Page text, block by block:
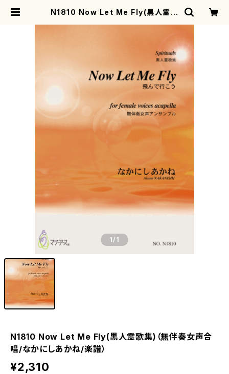
N1810 Now Let Me Fly(黒人霊歌
1/1
N1810 Now Let Me Fly(黒人霊歌集)（無伴奏女声合
唱/なかにしあかね/楽譜）
¥2,310